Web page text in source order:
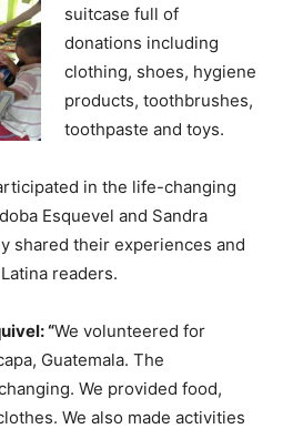
suitcase full of
donations including
clothing, shoes, hygiene
products, toothbrushes,
toothpaste and toys.
in the life-changing
Esquevel and Sandra
shared their experiences and
readers.
“We volunteered for
Guatemala. The
We provided food,
We also made activities